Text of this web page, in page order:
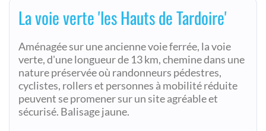
La voie verte 'les Hauts de Tardoire'
Aménagée sur une ancienne voie ferrée, la voie
verte, d'une longueur de 13 km, chemine dans une
nature préservée où randonneurs pédestres,
cyclistes, rollers et personnes à mobilité réduite
peuvent se promener sur un site agréable et
sécurisé. Balisage jaune.